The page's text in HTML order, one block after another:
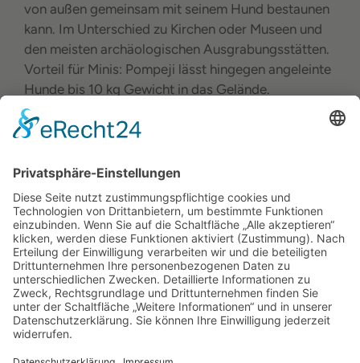
von außen gemeinsam mit seinem Hund bestaunen
kann. Im Unterschied zu Kirchen oder Museen und
den meisten archäologischen Ausgrabungsstätten.
Vorteil für Minis: Pompeji lässt hingegen angeleinte
Hunde bis 10 kg Gewicht in das Gelände.
Besondere Italien Ferienhäuser mit Hund
Italien Hundestrände
Gardasee mit Hund
Gardasee Hundestrände
Lago Maggiore Strände
Oberitalien Ferienhaus-Urlaub mit Hund
Urlaub mit Hund: Südtirol Seen + Berge
Urlaub mit Hund im Meraner Land
Ligurien-Urlaub mit Hund
Toskana-Urlaub mit Hund